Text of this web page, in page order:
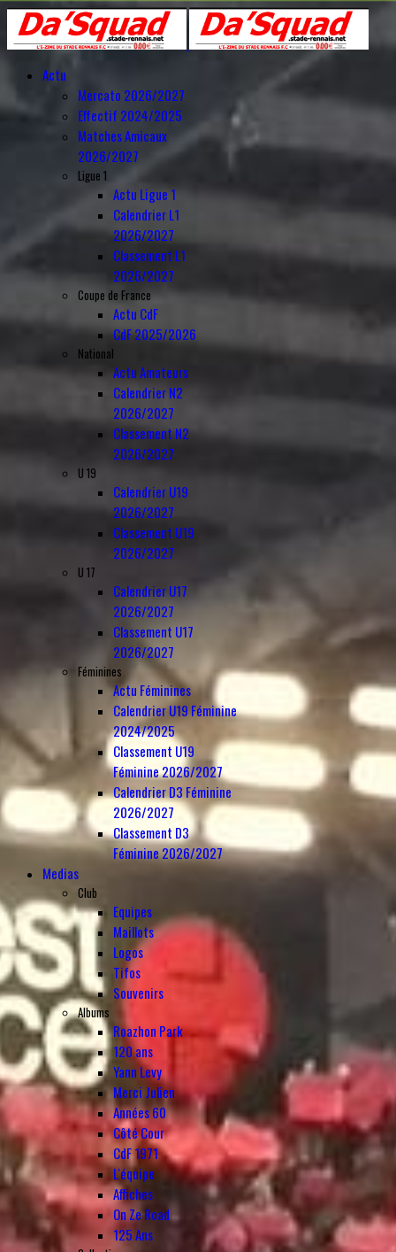
Actu
Mercato 2026/2027
Effectif 2024/2025
Matches Amicaux
2026/2027
Ligue 1
Actu Ligue 1
Calendrier L1
2026/2027
Classement L1
2026/2027
Coupe de France
Actu CdF
CdF 2025/2026
National
Actu Amateurs
Calendrier N2
2026/2027
Classement N2
2026/2027
U 19
Calendrier U19
2026/2027
Classement U19
2026/2027
U 17
Calendrier U17
2026/2027
Classement U17
2026/2027
Féminines
Actu Féminines
Calendrier U19 Féminine
2024/2025
Classement U19
Féminine 2026/2027
Calendrier D3 Féminine
2026/2027
Classement D3
Féminine 2026/2027
Medias
Club
Equipes
Maillots
Logos
Tifos
Souvenirs
Albums
Roazhon Park
120 ans
Yann Levy
Merci Julien
Années 60
Côté Cour
CdF 1971
L'équipe
Affiches
On Ze Road
125 Ans